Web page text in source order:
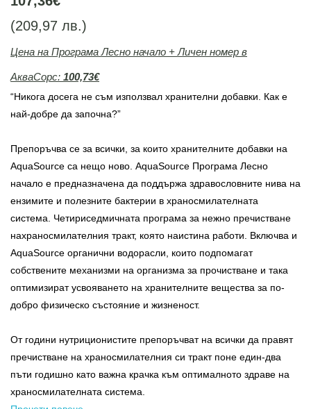
(209,97 лв.)
Цена на Програма Лесно начало + Личен номер в
АкваСорс: 100,73€
“Никога досега не съм използвал хранителни добавки. Как е
най-добре да започна?”
Препоръчва се за всички, за които хранителните добавки на
AquaSource са нещо ново. AquaSource Програма Лесно
начало е предназначена да поддържа здравословните нива на
ензимите и полезните бактерии в храносмилателната
система. Четириседмичната програма за нежно пречистване
нахраносмилателния тракт, която наистина работи. Включва и
AquaSource органични водорасли, които подпомагат
собствените механизми на организма за прочистване и така
оптимизират усвояването на хранителните вещества за по-
добро физическо състояние и жизненост.
От години нутриционистите препоръчват на всички да правят
пречистване на храносмилателния си тракт поне един-два
пъти годишно като важна крачка към оптималното здраве на
храносмилателната система.